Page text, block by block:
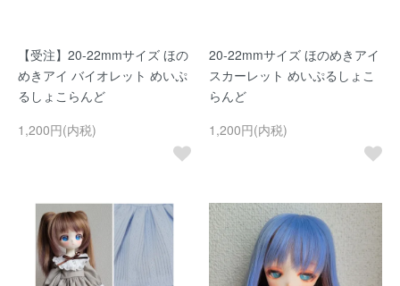
【受注】20-22mmサイズ ほの
めきアイ バイオレット めいぷ
るしょこらんど
1,200円(内税)
20-22mmサイズ ほのめきアイ
スカーレット めいぷるしょこ
らんど
1,200円(内税)